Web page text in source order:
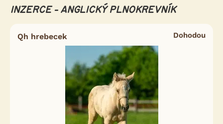
INZERCE - ANGLICKÝ PLNOKREVNÍK
Qh hrebecek Dohodou